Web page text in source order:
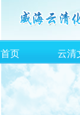
首页 云清